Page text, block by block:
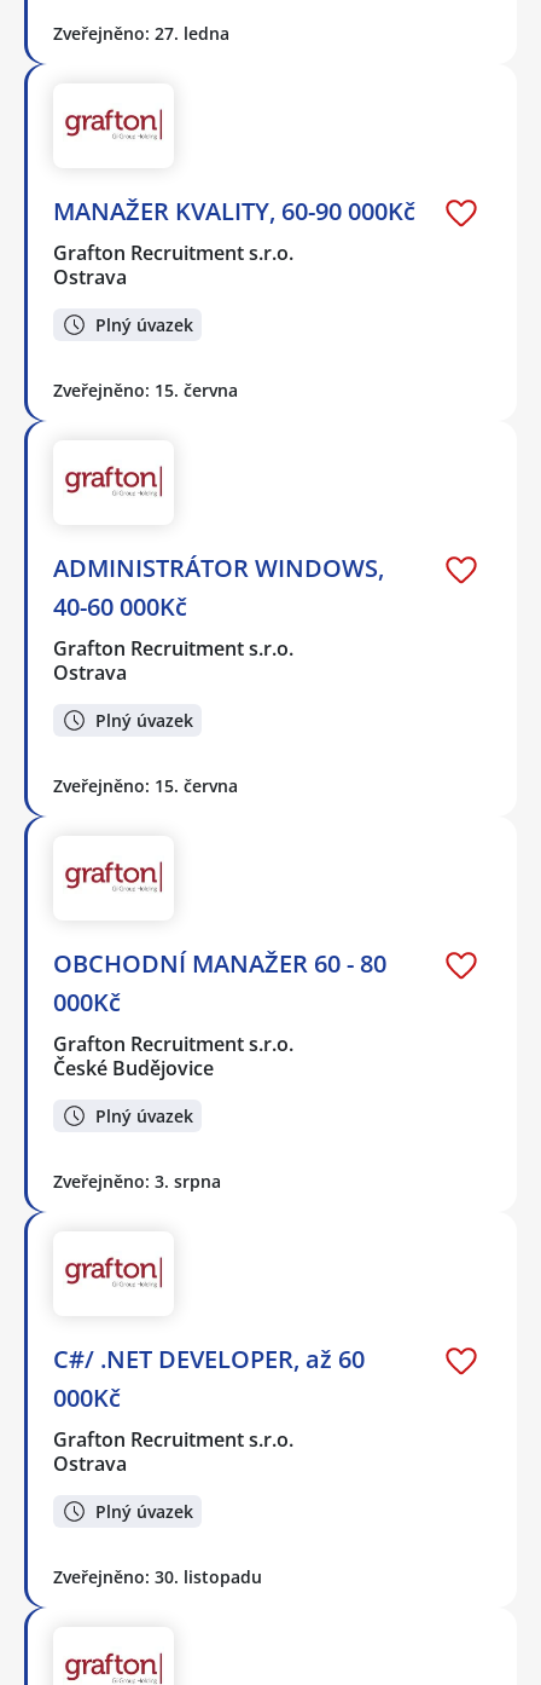
Zveřejněno: 27. ledna
MANAŽER KVALITY, 60-90 000Kč
Grafton Recruitment s.r.o.
Ostrava
Plný úvazek
Zveřejněno: 15. června
ADMINISTRÁTOR WINDOWS,
40-60 000Kč
Grafton Recruitment s.r.o.
Ostrava
Plný úvazek
Zveřejněno: 15. června
OBCHODNÍ MANAŽER 60 - 80
000Kč
Grafton Recruitment s.r.o.
České Budějovice
Plný úvazek
Zveřejněno: 3. srpna
C#/ .NET DEVELOPER, až 60
000Kč
Grafton Recruitment s.r.o.
Ostrava
Plný úvazek
Zveřejněno: 30. listopadu